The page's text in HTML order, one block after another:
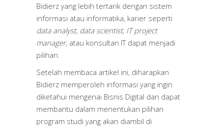
Bidierz yang lebih tertarik dengan sistem
informasi atau informatika, karier seperti
data analyst, data scientist, IT project
manager, atau konsultan IT dapat menjadi
pilihan.
Setelah membaca artikel ini, diharapkan
Bidierz memperoleh informasi yang ingin
diketahui mengenai Bisnis Digital dan dapat
membantu dalam menentukan pilihan
program studi yang akan diambil di